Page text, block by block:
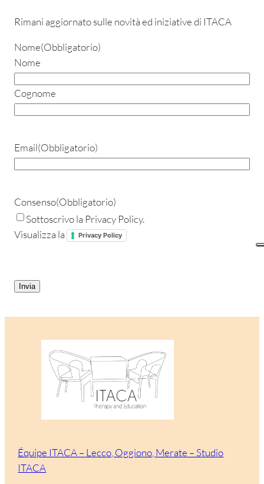
Rimani aggiornato sulle novità ed iniziative di ITACA
Nome(Obbligatorio)
Nome
Cognome
Email(Obbligatorio)
Consenso(Obbligatorio)
Sottoscrivo la Privacy Policy.
Visualizza la
Privacy Policy
Équipe ITACA – Lecco, Oggiono, Merate – Studio
ITACA